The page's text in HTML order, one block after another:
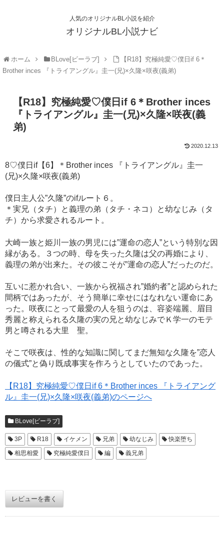
人気のオリジナルBL小説を紹介
オリジナルBL小説ナビ
ホーム BLove[ビーラブ]
【R18】究極純愛♡僕日if 6＊
Brother inces 『トライアングル』圭一(兄)×久隆×咲夜(義弟)
【R18】究極純愛♡僕日if 6＊Brother inces
『トライアングル』圭一(兄)×久隆×咲夜(義
弟)
2020.12.13
8♡僕日if【6】＊Brother inces 『トライアングル』圭一
(兄)×久隆×咲夜(義弟)
僕日主人公”久隆”のifルート６。
＊実兄（タチ）と義理の弟（タチ・ネコ）と幼なじみ（タ
チ）から求愛されるルート。
大崎一族と姫川一族の男児には”運命の恋人”という特別な因
縁がある。３つの時、母を失った久隆は父の再婚により、
義理の弟が出来た。その彼こそが”運命の恋人”だったのだ。
互いに惹かれ合い、一族から祝福され”婚約者”と認められた
間柄ではあったが、そう簡単に幸せにはなれない運命にあ
った。咲夜にとって最愛の人を狙うのは、容姿端麗、眉目
秀麗と称えられる久隆の実の兄と幼なじみでＫ学一のモテ
男と噂される大里 聖。
そこで咲夜は、性的な知識に関してまだ無知な久隆を”恋人
の儀式”と偽り既成事実を作ろうとしていたのであった。
【R18】究極純愛♡僕日if 6＊Brother inces 『トライアング
ル』圭一(兄)×久隆×咲夜(義弟)のページへ
BLove[ビーラブ]
3P R18 イケメン 兄弟 幼なじみ
快楽堕ち
相思相愛
究極純愛僕日 編 義兄弟
レビューを書く